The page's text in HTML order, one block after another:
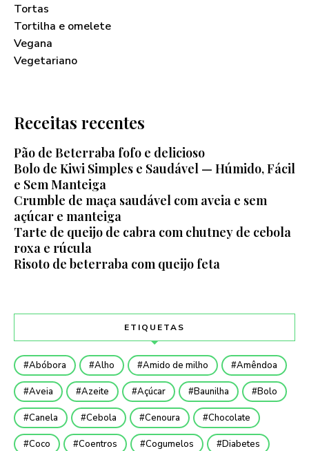
Tortas
Tortilha e omelete
Vegana
Vegetariano
Receitas recentes
Pão de Beterraba fofo e delicioso
Bolo de Kiwi Simples e Saudável — Húmido, Fácil
e Sem Manteiga
Crumble de maça saudável com aveia e sem
açúcar e manteiga
Tarte de queijo de cabra com chutney de cebola
roxa e rúcula
Risoto de beterraba com queijo feta
ETIQUETAS
Abóbora Alho Amido de milho Amêndoa
Aveia Azeite Açúcar Baunilha Bolo
Canela Cebola Cenoura Chocolate
Coco Coentros Cogumelos Diabetes